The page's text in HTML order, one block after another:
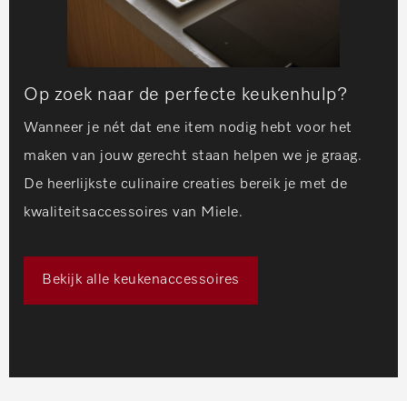
Op zoek naar de perfecte keukenhulp?
Wanneer je nét dat ene item nodig hebt voor het
maken van jouw gerecht staan helpen we je graag.
De heerlijkste culinaire creaties bereik je met de
kwaliteitsaccessoires van Miele.
Bekijk alle keukenaccessoires